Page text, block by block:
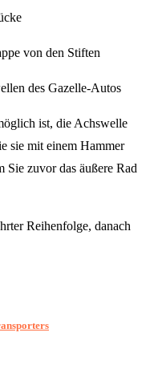
von den Stiften
ist, die Achswelle
sie mit einem Hammer
Sie zuvor das äußere Rad
Reihenfolge, danach